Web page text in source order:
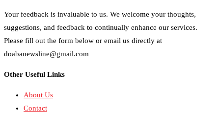
Your feedback is invaluable to us. We welcome your thoughts,
suggestions, and feedback to continually enhance our services.
Please fill out the form below or email us directly at
doabanewsline@gmail.com
Other Useful Links
About Us
Contact